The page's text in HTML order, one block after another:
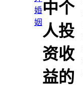
婚
姻
中个
人投
资收
益的